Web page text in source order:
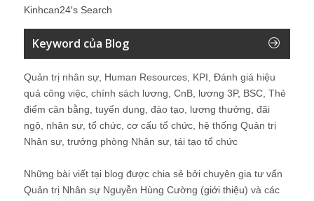
Kinhcan24′s Search
Keyword của Blog
Quản trị nhân sự, Human Resources, KPI, Đánh giá hiệu
quả công việc, chính sách lương, CnB, lương 3P, BSC, Thẻ
điểm cân bằng, tuyển dụng, đào tạo, lương thưởng, đãi
ngộ, nhân sự, tổ chức, cơ cấu tổ chức, hệ thống Quản trị
Nhân sự, trưởng phòng Nhân sự, tái tạo tổ chức
Những bài viết tại blog được chia sẻ bởi chuyên gia tư vấn
Quản trị Nhân sự Nguyễn Hùng Cường (giới thiệu) và các